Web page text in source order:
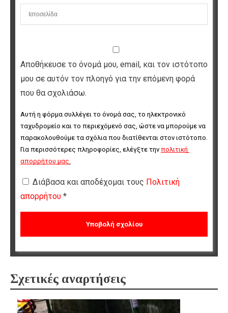
Αποθήκευσε το όνομά μου, email, και τον ιστότοπο
μου σε αυτόν τον πλοηγό για την επόμενη φορά
που θα σχολιάσω.
Αυτή η φόρμα συλλέγει το όνομά σας, το ηλεκτρονικό
ταχυδρομείο και το περιεχόμενό σας, ώστε να μπορούμε να
παρακολουθούμε τα σχόλια που διατίθενται στον ιστότοπο.
Για περισσότερες πληροφορίες, ελέγξτε την πολιτική
απορρήτου μας
Διάβασα και αποδέχομαι τους Πολιτική
απορρήτου *
Σχετικές αναρτήσεις